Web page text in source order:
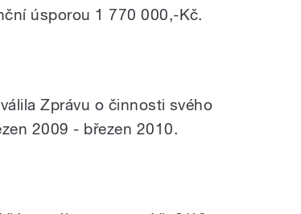
úsporou 1 770 000,-Kč.
Zprávu o činnosti svého
2009 - březen 2010.